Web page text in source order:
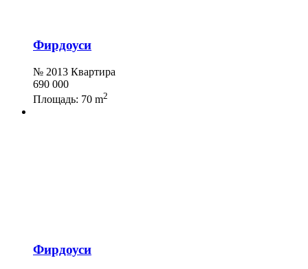
Фирдоуси
№ 2013 Квартира
690 000
Площадь: 70 m2
Фирдоуси